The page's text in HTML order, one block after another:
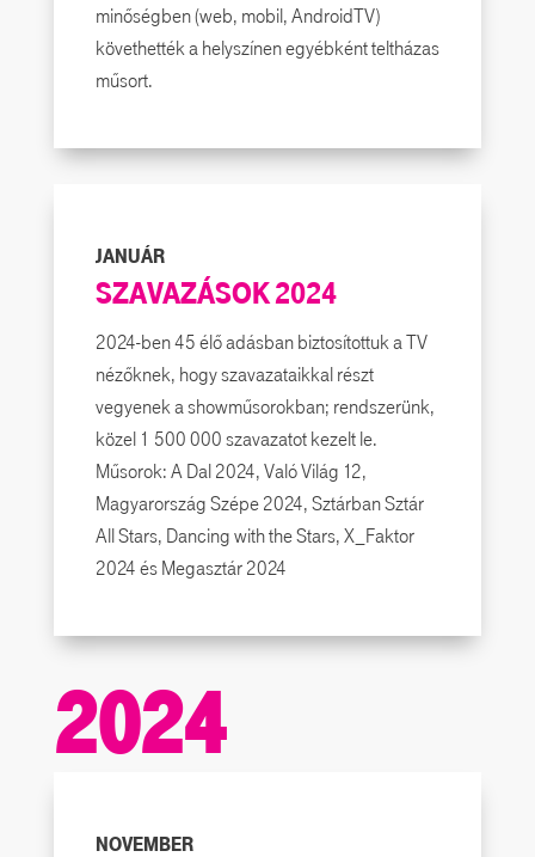
minőségben (web, mobil, AndroidTV)
követhették a helyszínen egyébként teltházas
műsort.
JANUÁR
SZAVAZÁSOK 2024
2024-ben 45 élő adásban biztosítottuk a TV
nézőknek, hogy szavazataikkal részt
vegyenek a showműsorokban; rendszerünk,
közel 1 500 000 szavazatot kezelt le.
Műsorok: A Dal 2024, Való Világ 12,
Magyarország Szépe 2024, Sztárban Sztár
All Stars, Dancing with the Stars, X_Faktor
2024 és Megasztár 2024
2024
NOVEMBER